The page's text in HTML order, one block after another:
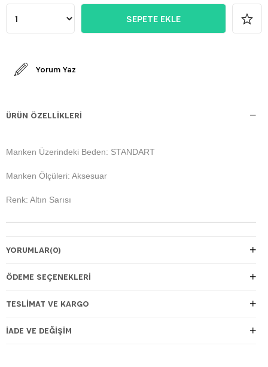
Yorum Yaz
ÜRÜN ÖZELLIKLERI
Manken Üzerindeki Beden: STANDART
Manken Ölçüleri: Aksesuar
Renk: Altın Sarısı
YORUMLAR(0)
ÖDEME SEÇENEKLERI
TESLIMAT VE KARGO
İADE VE DEĞIŞIM